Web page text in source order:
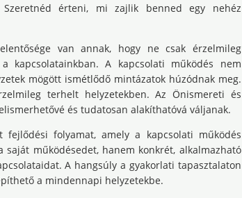
Szeretnéd érteni, mi zajlik benned egy nehéz
van annak, hogy ne csak érzelmileg
A kapcsolati működés nem
mögött ismétlődő mintázatok húzódnak meg.
terhelt helyzetekben. Az Önismereti és
és tudatosan alakíthatóvá váljanak.
folyamat, amely a kapcsolati működés
működésedet, hanem konkrét, alkalmazható
A hangsúly a gyakorlati tapasztalaton
a mindennapi helyzetekbe.